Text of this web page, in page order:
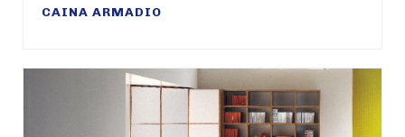
CAINA ARMADIO